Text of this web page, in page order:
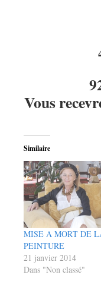
Vous
Similaire
MISE A MORT DE
PEINTURE
21 janvier 2014
Dans "Non classé"